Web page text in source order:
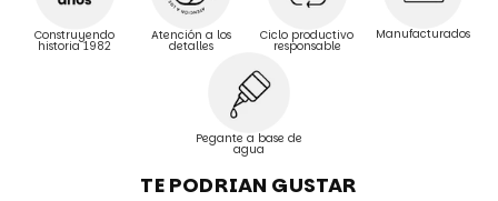
Construyendo
historia 1982
Atención a los
detalles
Ciclo productivo
responsable
Manufacturados
Pegante a base de
agua
TE PODRIAN GUSTAR